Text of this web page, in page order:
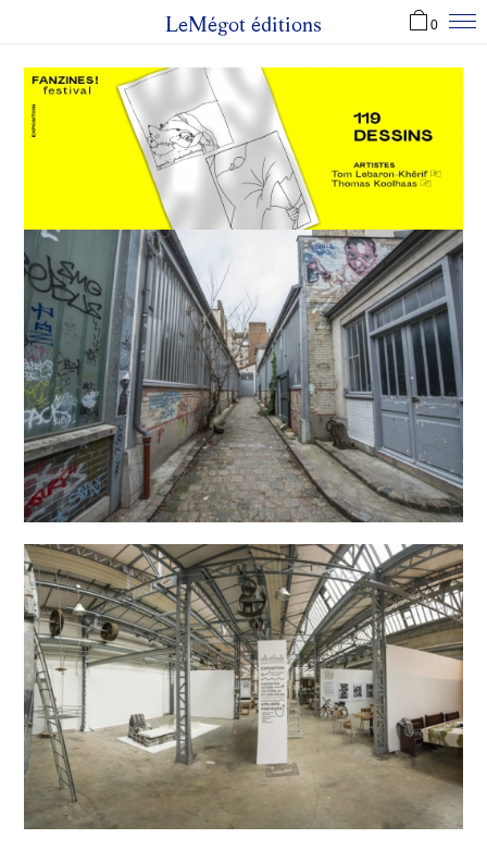
LeMégot éditions 0